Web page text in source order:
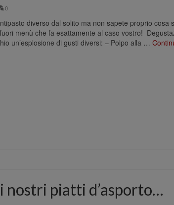
0
diverso dal solito ma non sapete proprio cosa
menù che fa esattamente al caso vostro!⁣
un’esplosione di gusti diversi:⁣ – Polpo alla …
nostri piatti d’asporto…